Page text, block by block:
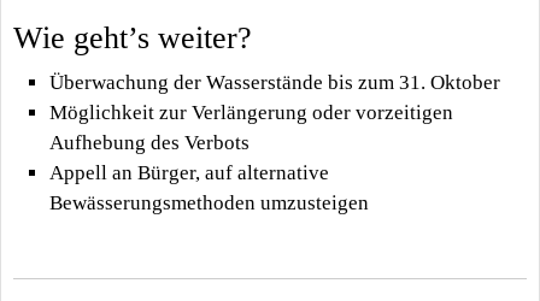
Wie geht’s weiter?
Überwachung der Wasserstände bis zum 31. Oktober
Möglichkeit zur Verlängerung oder vorzeitigen
Aufhebung des Verbots
Appell an Bürger, auf alternative
Bewässerungsmethoden umzusteigen